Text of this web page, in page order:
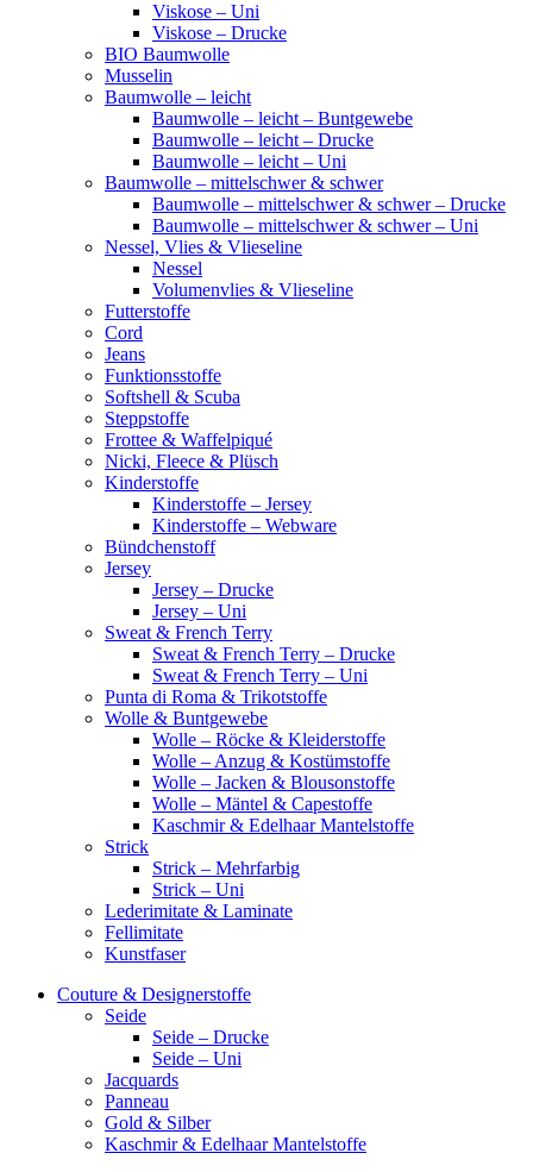
Viskose – Uni
Viskose – Drucke
BIO Baumwolle
Musselin
Baumwolle – leicht
Baumwolle – leicht – Buntgewebe
Baumwolle – leicht – Drucke
Baumwolle – leicht – Uni
Baumwolle – mittelschwer & schwer
Baumwolle – mittelschwer & schwer – Drucke
Baumwolle – mittelschwer & schwer – Uni
Nessel, Vlies & Vlieseline
Nessel
Volumenvlies & Vlieseline
Futterstoffe
Cord
Jeans
Funktionsstoffe
Softshell & Scuba
Steppstoffe
Frottee & Waffelpiqué
Nicki, Fleece & Plüsch
Kinderstoffe
Kinderstoffe – Jersey
Kinderstoffe – Webware
Bündchenstoff
Jersey
Jersey – Drucke
Jersey – Uni
Sweat & French Terry
Sweat & French Terry – Drucke
Sweat & French Terry – Uni
Punta di Roma & Trikotstoffe
Wolle & Buntgewebe
Wolle – Röcke & Kleiderstoffe
Wolle – Anzug & Kostümstoffe
Wolle – Jacken & Blousonstoffe
Wolle – Mäntel & Capestoffe
Kaschmir & Edelhaar Mantelstoffe
Strick
Strick – Mehrfarbig
Strick – Uni
Lederimitate & Laminate
Fellimitate
Kunstfaser
Couture & Designerstoffe
Seide
Seide – Drucke
Seide – Uni
Jacquards
Panneau
Gold & Silber
Kaschmir & Edelhaar Mantelstoffe